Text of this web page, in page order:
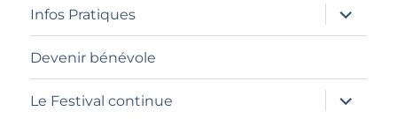
Infos Pratiques
ouvrir
le
sous-
Devenir bénévole
Le Festival continue
ouvrir
le